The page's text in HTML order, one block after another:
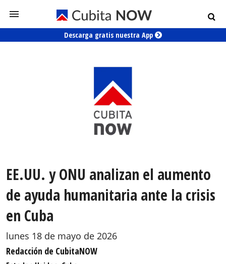
Descarga gratis nuestra App
EE.UU. y ONU analizan el aumento
de ayuda humanitaria ante la crisis
en Cuba
lunes 18 de mayo de 2026
Redacción de CubitaNOW